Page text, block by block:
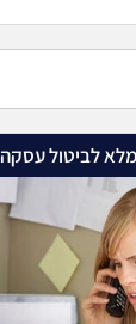
לביטול עסקה